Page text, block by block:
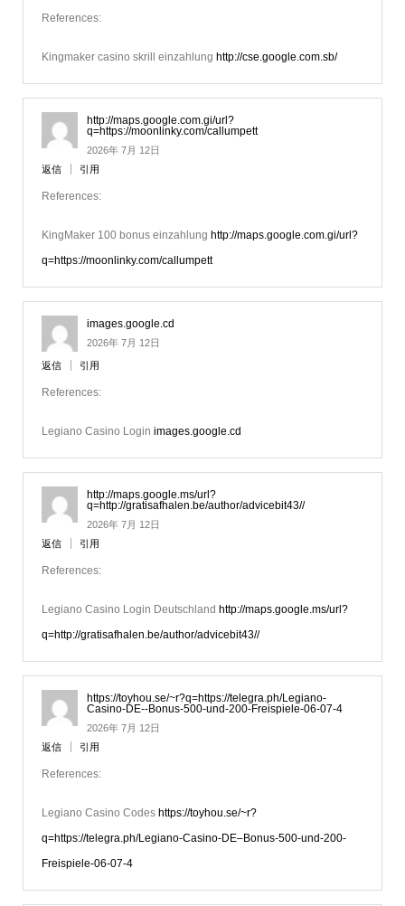
References:
Kingmaker casino skrill einzahlung http://cse.google.com.sb/
http://maps.google.com.gi/url?
q=https://moonlinky.com/callumpett
2026年 7月 12日
返信
引用
References:
KingMaker 100 bonus einzahlung http://maps.google.com.gi/url?
q=https://moonlinky.com/callumpett
images.google.cd
2026年 7月 12日
返信 引用
References:
Legiano Casino Login images.google.cd
http://maps.google.ms/url?
q=http://gratisafhalen.be/author/advicebit43//
2026年 7月 12日
返信
引用
References:
Legiano Casino Login Deutschland http://maps.google.ms/url?
q=http://gratisafhalen.be/author/advicebit43//
https://toyhou.se/~r?q=https://telegra.ph/Legiano-
Casino-DE--Bonus-500-und-200-Freispiele-06-07-4
2026年 7月 12日
返信
引用
References:
Legiano Casino Codes https://toyhou.se/~r?
q=https://telegra.ph/Legiano-Casino-DE–Bonus-500-und-200-
Freispiele-06-07-4